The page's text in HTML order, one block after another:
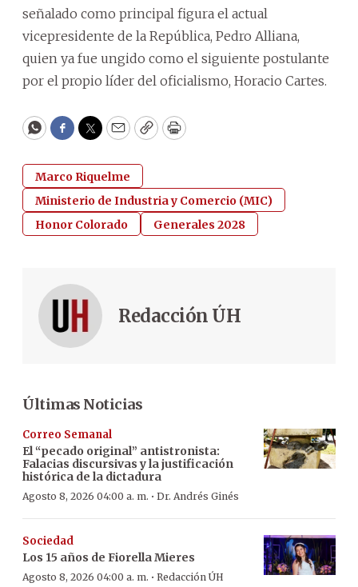
señalado como principal figura el actual
vicepresidente de la República, Pedro Alliana,
quien ya fue ungido como el siguiente postulante
por el propio líder del oficialismo, Horacio Cartes.
WhatsApp
Facebook
Twitter
EmailCopyPrint
Marco Riquelme
Ministerio de Industria y Comercio (MIC)
Honor Colorado
Generales 2028
Redacción ÚH
Últimas Noticias
Correo Semanal
El “pecado original” antistronista:
Falacias discursivas y la justificación
histórica de la dictadura
Agosto 8, 2026 04:00 a. m. · Dr. Andrés Ginés
Sociedad
Los 15 años de Fiorella Mieres
Agosto 8, 2026 04:00 a. m. · Redacción ÚH